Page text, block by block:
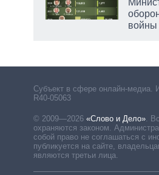
войны
Субъект в сфере онлайн-медиа.
R40-05063
© 2009—2026 «Слово и Дело».
охраняются законом.
собой право не соглашаться с
публикуется на сайте,
являются третьи лица.